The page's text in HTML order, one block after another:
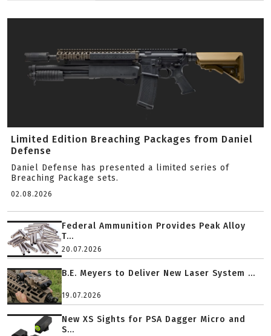
Limited Edition Breaching Packages from Daniel
Defense
Daniel Defense has presented a limited series of
Breaching Package sets.
02.08.2026
Federal Ammunition Provides Peak Alloy
T...
20.07.2026
B.E. Meyers to Deliver New Laser System ...
19.07.2026
New XS Sights for PSA Dagger Micro and
S...